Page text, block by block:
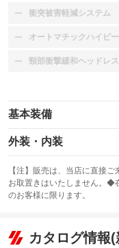
衝突被害軽減システム
：装備なし
オートマチックハイビ
：装備なし
頸部衝撃緩和ヘッドレス
：装備なし
基本装備
エアバッグ：運転席/助手
：装備あり
：装備なし
サンルーフ
：装備なし
リフトアップ
：装備なし
外装・内装
カーナビ：SDナビ
：装備あり
TV：フルセグ
：装備あり
ビジュアル：-／DVD再
：装備あり
【注】販売は、当店に直接
お取置きはいたしません。◆
のお客様に限ります。
カタログ情報